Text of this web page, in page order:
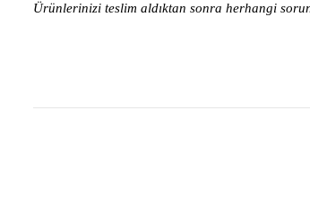
Ürünlerinizi teslim aldıktan sonra herhangi